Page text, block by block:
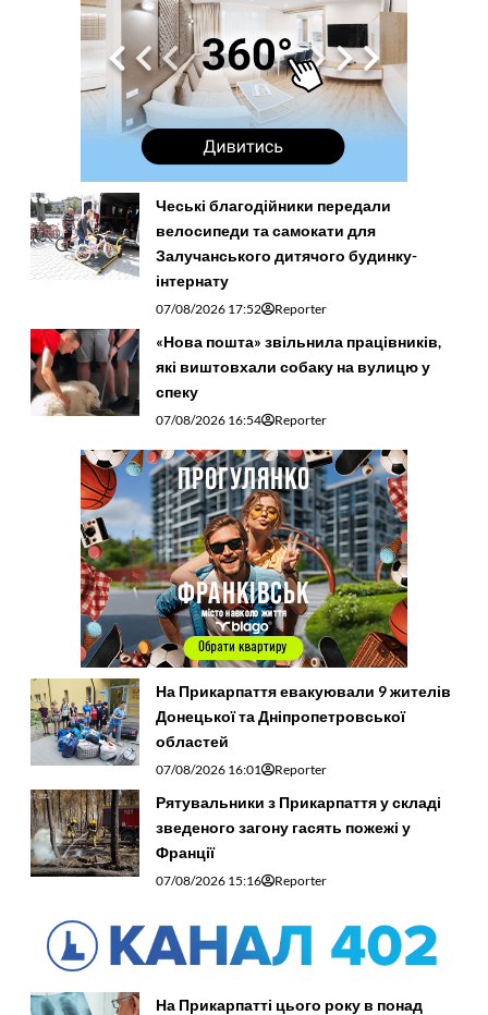
Чеські благодійники передали
велосипеди та самокати для
Залучанського дитячого будинку-
інтернату
07/08/2026 17:52 Reporter
«Нова пошта» звільнила працівників,
які виштовхали собаку на вулицю у
спеку
07/08/2026 16:54 Reporter
На Прикарпаття евакуювали 9 жителів
Донецької та Дніпропетровської
областей
07/08/2026 16:01 Reporter
Рятувальники з Прикарпаття у складі
зведеного загону гасять пожежі у
Франції
07/08/2026 15:16 Reporter
На Прикарпатті цього року в понад